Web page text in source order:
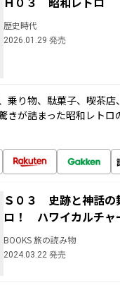
歴史時代
2026.01.29 発売
乗り物、駄菓子、喫茶店
きが詰まった昭和レトロ
Ｓ０３ 史跡と神話の
ロ！ ハワイカルチャ
BOOKS 旅の読み物
2024.03.22 発売